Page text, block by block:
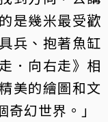
是幾米最受歡
兵、抱著魚缸
．向右走》相
美的繪圖和文
幻世界。」